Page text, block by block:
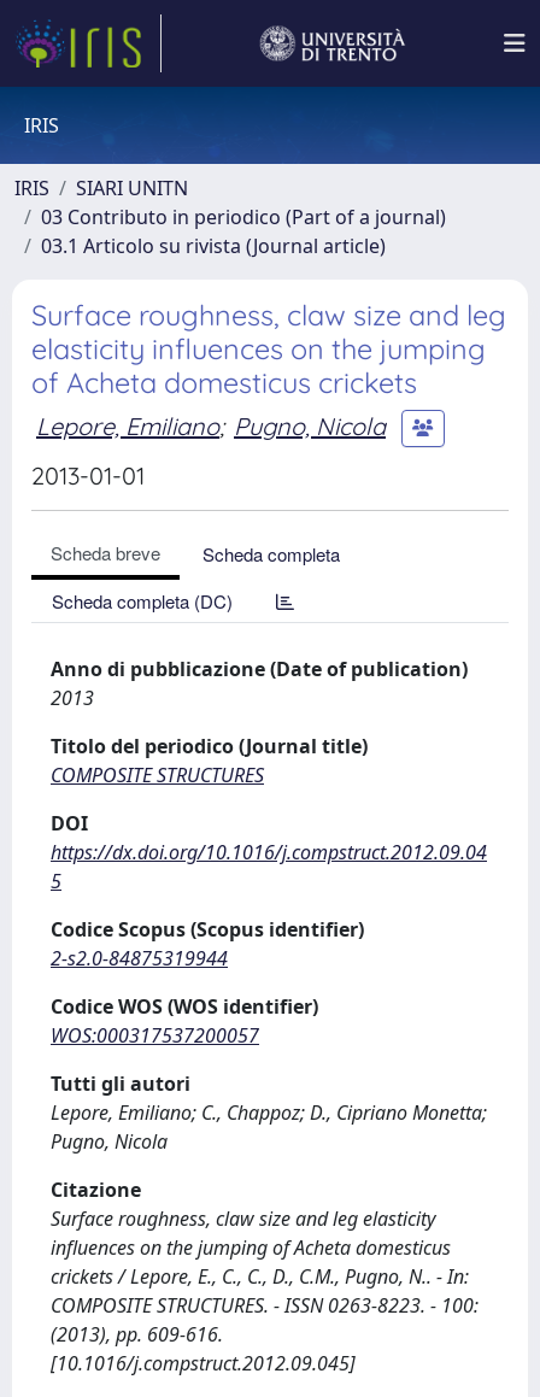
IRIS
IRIS
SIARI UNITN
03 Contributo in periodico (Part of a journal)
03.1 Articolo su rivista (Journal article)
Surface roughness, claw size and leg
elasticity influences on the jumping
of Acheta domesticus crickets
Lepore, Emiliano; Pugno, Nicola
2013-01-01
Scheda breve
Scheda completa
Scheda completa (DC)
Anno di pubblicazione (Date of publication)
2013
Titolo del periodico (Journal title)
COMPOSITE STRUCTURES
DOI
https://dx.doi.org/10.1016/j.compstruct.2012.09.04
5
Codice Scopus (Scopus identifier)
2-s2.0-84875319944
Codice WOS (WOS identifier)
WOS:000317537200057
Tutti gli autori
Lepore, Emiliano; C., Chappoz; D., Cipriano Monetta;
Pugno, Nicola
Citazione
Surface roughness, claw size and leg elasticity
influences on the jumping of Acheta domesticus
crickets / Lepore, E., C., C., D., C.M., Pugno, N.. - In:
COMPOSITE STRUCTURES. - ISSN 0263-8223. - 100:
(2013), pp. 609-616.
[10.1016/j.compstruct.2012.09.045]